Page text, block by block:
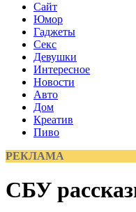
Сайт
Юмор
Гаджеты
Секс
Девушки
Интересное
Новости
Авто
Дом
Креатив
Пиво
РЕКЛАМА
СБУ